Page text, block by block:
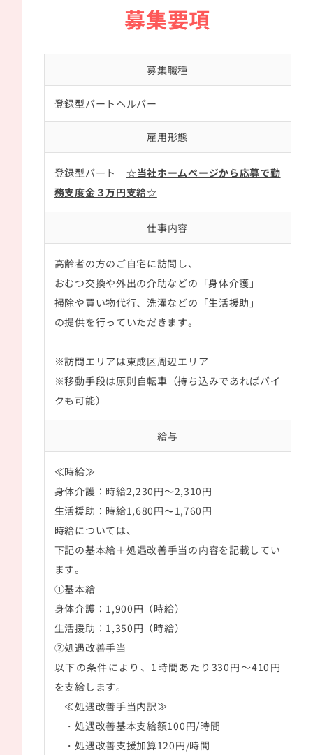
募集要項
募集職種
登録型パートヘルパー
雇用形態
登録型パート ☆当社ホームページから応募で勤
務支度金３万円支給☆
仕事内容
高齢者の方のご自宅に訪問し、
おむつ交換や外出の介助などの「身体介護」
掃除や買い物代行、洗濯などの「生活援助」
の提供を行っていただきます。
※訪問エリアは東成区周辺エリア
※移動手段は原則自転車（持ち込みであればバイ
クも可能）
給与
≪時給≫
身体介護：時給2,230円～2,310円
生活援助： 時給1,680円〜1,760円
時給については、
下記の基本給＋処遇改善手当の内容を記載してい
ます。
①基本給
身体介護：1,900円（時給）
生活援助：1,350円（時給）
②処遇改善手当
以下の条件により、1時間あたり330円～410円
を支給します。
≪処遇改善手当内訳≫
・処遇改善基本支給額100円/時間
・処遇改善支援加算120円/時間